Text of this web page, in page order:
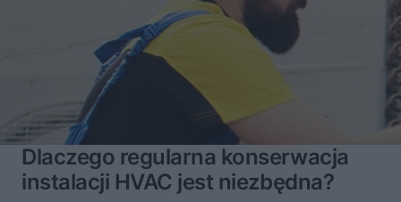
Dlaczego regularna konserwacja
instalacji HVAC jest niezbędna?